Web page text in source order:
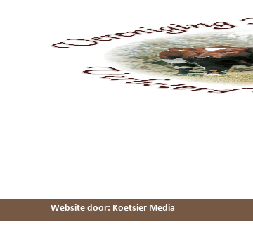
Website door: Koetsier Media